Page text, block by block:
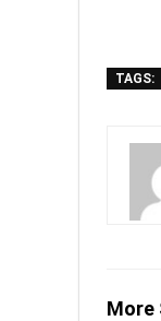
TAGS:
More